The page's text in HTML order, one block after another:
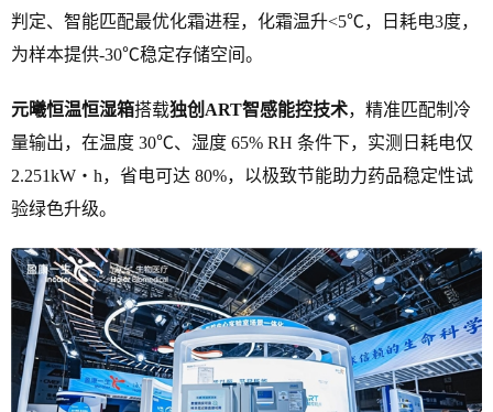
判定、智能匹配最优化霜进程，化霜温升<5℃，日耗电3度，
为样本提供-30℃稳定存储空间。
元曦恒温恒湿箱搭载独创ART智感能控技术，精准匹配制冷
量输出，在温度 30℃、湿度 65% RH 条件下，实测日耗电仅
2.251kW・h，省电可达 80%，以极致节能助力药品稳定性试
验绿色升级。